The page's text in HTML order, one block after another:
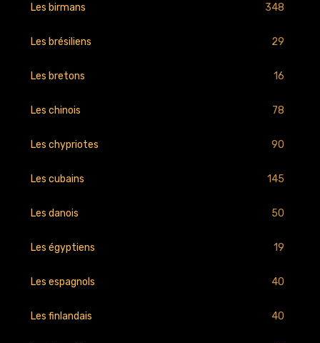
Les birmans 348
Les brésiliens 29
Les bretons 16
Les chinois 78
Les chypriotes 90
Les cubains 145
Les danois 50
Les égyptiens 19
Les espagnols 40
Les finlandais 40